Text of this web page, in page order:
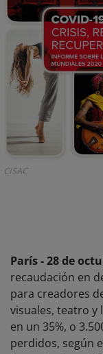
CISAC
París - 28 de
recaudación en
para creadores
visuales, teatro y
en un 35%, o
perdidos, según